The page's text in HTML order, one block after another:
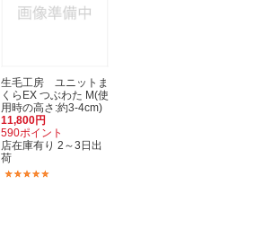
生毛工房 ユニットま
くらEX つぶわた M(使
用時の高さ:約3-4cm)
11,800円
590ポイント
店在庫有り 2～3日出
荷